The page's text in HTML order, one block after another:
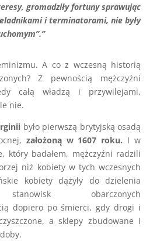
gromadziły fortuny sprawując
i terminatorami, nie były
A co z wczesną historią
Z pewnością mężczyźni
całą władzą i przywilejami,
nie.
było pierwszą brytyjską osadą
założoną w 1607 roku. I w
który badałem, mężczyźni radzili
niż kobiety w tych wczesnych
kobiety dążyły do dzielenia
obarczonych
dopiero po śmierci, gdy drogi i
a sklepy zbudowane i